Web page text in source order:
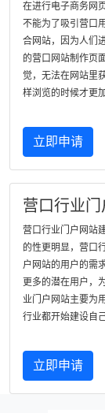
在进行电子商务网
不能为了吸引营口
合网站，因为人们
的营口网站制作页
觉，无法在网站里
样浏览的时候才更
立即申请
营口行业
营口行业门户网站
的性更明显，营口
户网站的用户的需
更多的潜在用户，
业门户网站主要为
行业都开始建设自
立即申请